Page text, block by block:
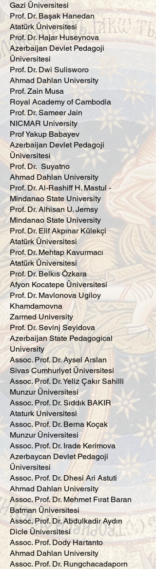
Gazi Üniversitesi
Prof. Dr. Başak Hanedan
Atatürk Üniversitesi
Prof. Dr. Hajar Huseynova
Azerbaijan Devlet Pedagoji
Üniversitesi
Prof. Dr. Dwi Sulisworo
Ahmad Dahlan University
Prof. Zain Musa
Royal Academy of Cambodia
Prof. Dr. Sameer Jain
NICMAR University
Prof Yakup Babayev
Azerbaijan Devlet Pedagoji
Üniversitesi
Prof. Dr. Suyatno
Ahmad Dahlan University
Prof. Dr. Al-Rashiff H. Mastul -
Mindanao State University
Prof. Dr. Alhisan U. Jemsy
Mindanao State University
Prof. Dr. Elif Akpınar Külekçi
Atatürk Üniversitesi
Prof. Dr. Mehtap Kavurmacı
Atatürk Üniversitesi
Prof. Dr. Belkıs Özkara
Afyon Kocatepe Üniversitesi
Prof. Dr. Mavlonova Ugiloy
Khamdamovna
Zarmed University
Prof. Dr. Sevinj Seyidova
Azerbaijan State Pedagogical
University
Assoc. Prof. Dr. Aysel Arslan
Sivas Cumhuriyet Üniversitesi
Assoc. Prof. Dr. Yeliz Çakır Sahilli
Munzur Üniversitesi
Assoc. Prof. Dr. Sıddık BAKIR
Ataturk Universitesi
Assoc. Prof. Dr. Berna Koçak
Munzur Üniversitesi
Assoc. Prof. Dr. Irade Kerimova
Azerbaycan Devlet Pedagoji
Üniversitesi
Assoc. Prof. Dr. Dhesi Ari Astuti
Ahmad Dahlan University
Assoc. Prof. Dr. Mehmet Fırat Baran
Batman Üniversitesi
Assoc. Prof. Dr. Abdulkadir Aydın
Dicle Üniversitesi
Assoc. Prof. Dody Hartanto
Ahmad Dahlan University
Assoc. Prof. Dr. Rungchacadaporn